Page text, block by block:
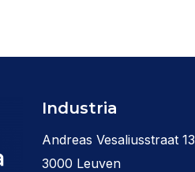
Industria
Andreas Vesaliusstraat 13
3000 Leuven